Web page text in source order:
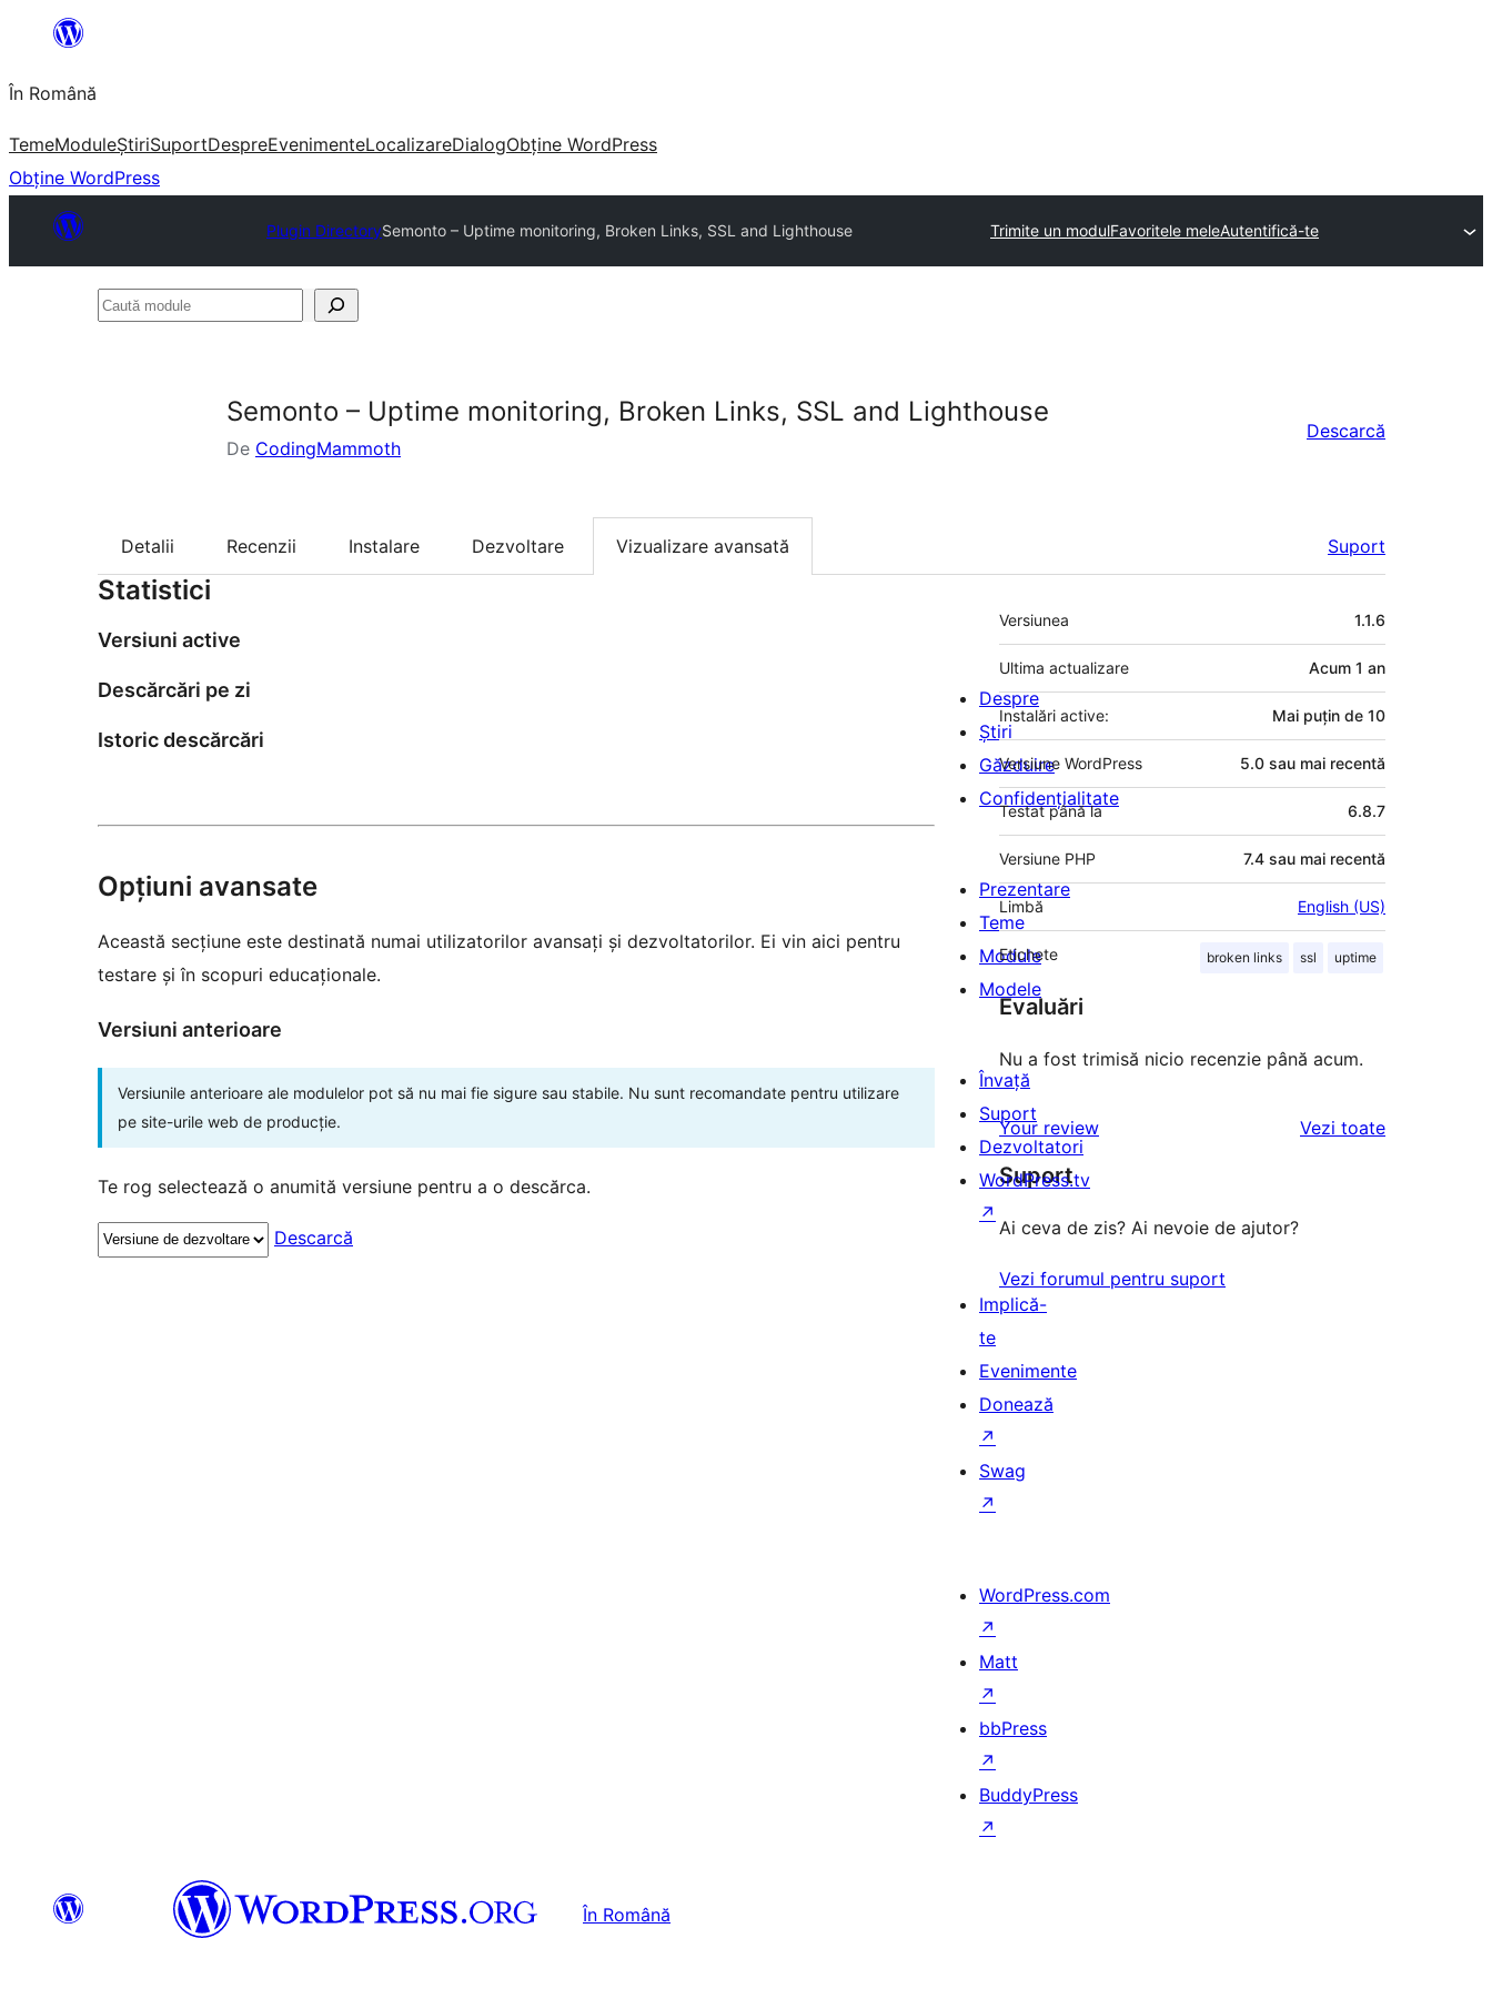
conținut
În Română
TemeModuleȘtiriSuportDespreEvenimenteLocalizareDialogObține WordPress
Obține WordPress
Plugin DirectorySemonto – Uptime monitoring, Broken Links, SSL and Lighthouse Trimite un modulFavoritele meleAutentifică-te
Caută
Semonto – Uptime monitoring, Broken Links, SSL and Lighthouse
De CodingMammoth
Descarcă
Detalii Recenzii Instalare Dezvoltare Vizualizare avansată Suport
Statistici
Versiuni active
Descărcări pe zi
Istoric descărcări
Opțiuni avansate
Această secțiune este destinată numai utilizatorilor avansați și dezvoltatorilor. Ei vin aici pentru
testare și în scopuri educaționale.
Versiuni anterioare
Versiunile anterioare ale modulelor pot să nu mai fie sigure sau stabile. Nu sunt recomandate pentru utilizare
pe site-urile web de producție.
Te rog selectează o anumită versiune pentru a o descărca.
Descarcă
Meta
Versiunea 1.1.6
Ultima actualizare Acum 1 an
Instalări active: Mai puțin de 10
Versiune WordPress 5.0 sau mai recentă
Testat până la 6.8.7
Versiune PHP 7.4 sau mai recentă
Limbă English (US)
Etichete broken links ssl uptime
Evaluări
Nu a fost trimisă nicio recenzie până acum.
Your review Vezi toaterecenziile
Suport
Ai ceva de zis? Ai nevoie de ajutor?
Vezi forumul pentru suport
Despre
Știri
Găzduire
Confidențialitate
Prezentare
Teme
Module
Modele
Învață
Suport
Dezvoltatori
WordPress.tv
↗
Implică-
te
Evenimente
Donează
↗
Swag
↗
WordPress.com
↗
Matt
↗
bbPress
↗
BuddyPress
↗
În Română